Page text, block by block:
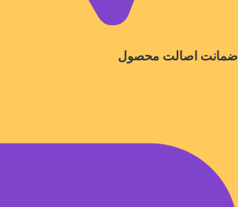
ضمانت اصالت محصول